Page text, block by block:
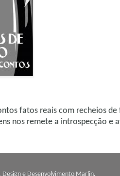
fatos reais com recheios
nos remete a introspecção e
e Desenvolvimento Marlin.